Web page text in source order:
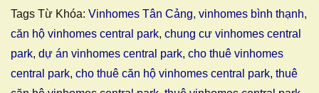
Tags Từ Khóa: Vinhomes Tân Cảng, vinhomes bình thạnh,
căn hộ vinhomes central park, chung cư vinhomes central
park, dự án vinhomes central park, cho thuê vinhomes
central park, cho thuê căn hộ vinhomes central park, thuê